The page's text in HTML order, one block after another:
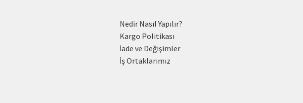
Nedir Nasıl Yapılır?
Kargo Politikası
İade ve Değişimler
İş Ortaklarımız